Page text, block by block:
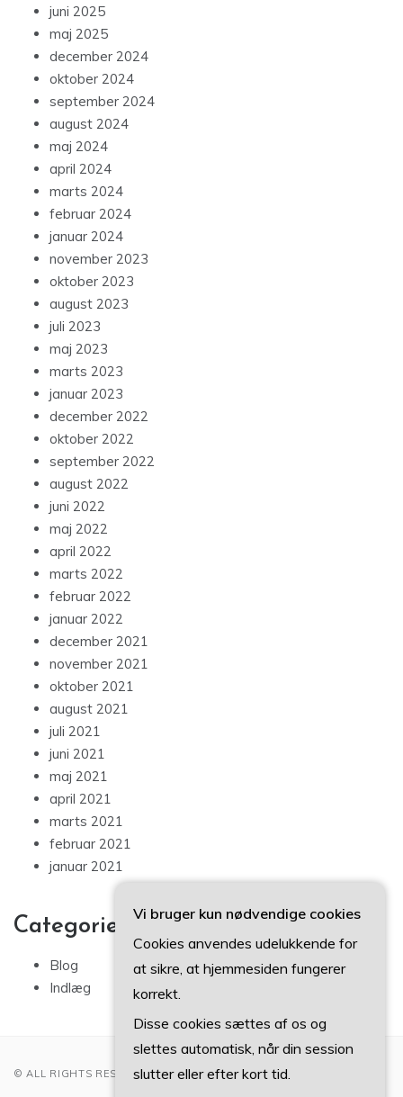
juni 2025
maj 2025
december 2024
oktober 2024
september 2024
august 2024
maj 2024
april 2024
marts 2024
februar 2024
januar 2024
november 2023
oktober 2023
august 2023
juli 2023
maj 2023
marts 2023
januar 2023
december 2022
oktober 2022
september 2022
august 2022
juni 2022
maj 2022
april 2022
marts 2022
februar 2022
januar 2022
december 2021
november 2021
oktober 2021
august 2021
juli 2021
juni 2021
maj 2021
april 2021
marts 2021
februar 2021
januar 2021
Categories
Blog
Indlæg
© ALL RIGHTS RESERVED 2022
Vi bruger kun nødvendige cookies
Cookies anvendes udelukkende for
at sikre, at hjemmesiden fungerer
korrekt.
Disse cookies sættes af os og
slettes automatisk, når din session
slutter eller efter kort tid.